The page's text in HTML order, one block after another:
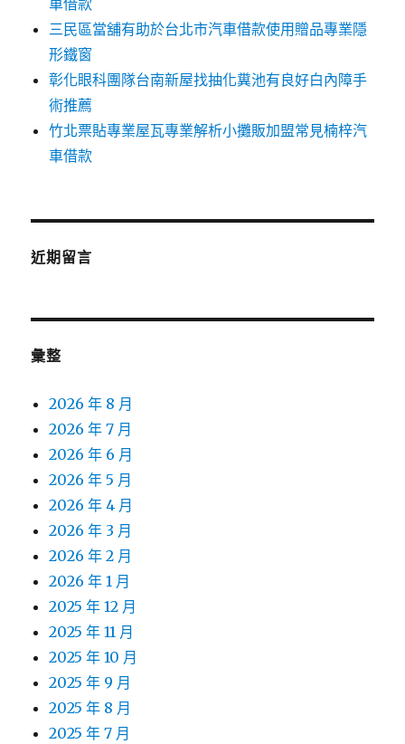
車借款
三民區當舖有助於台北市汽車借款使用贈品專業隱
形鐵窗
彰化眼科團隊台南新屋找抽化糞池有良好白內障手
術推薦
竹北票貼專業屋瓦專業解析小攤販加盟常見楠梓汽
車借款
近期留言
彙整
2026 年 8 月
2026 年 7 月
2026 年 6 月
2026 年 5 月
2026 年 4 月
2026 年 3 月
2026 年 2 月
2026 年 1 月
2025 年 12 月
2025 年 11 月
2025 年 10 月
2025 年 9 月
2025 年 8 月
2025 年 7 月